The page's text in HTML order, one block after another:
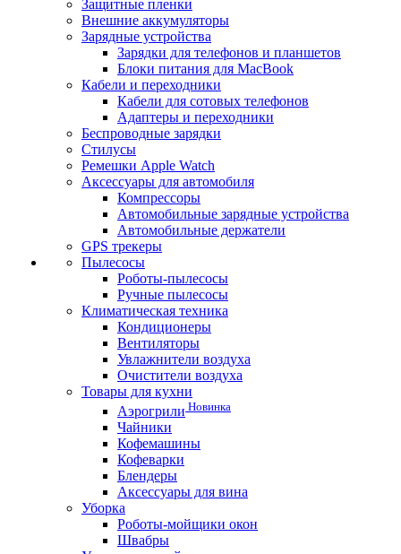
Защитные пленки
Внешние аккумуляторы
Зарядные устройства
Зарядки для телефонов и планшетов
Блоки питания для MacBook
Кабели и переходники
Кабели для сотовых телефонов
Адаптеры и переходники
Беспроводные зарядки
Стилусы
Ремешки Apple Watch
Аксессуары для автомобиля
Компрессоры
Автомобильные зарядные устройства
Автомобильные держатели
GPS трекеры
Пылесосы
Роботы-пылесосы
Ручные пылесосы
Климатическая техника
Кондиционеры
Вентиляторы
Увлажнители воздуха
Очистители воздуха
Товары для кухни
Аэрогрили Новинка
Чайники
Кофемашины
Кофеварки
Блендеры
Аксессуары для вина
Уборка
Роботы-мойщики окон
Швабры